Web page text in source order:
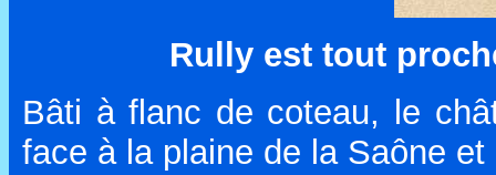
Rully est tout
Bâti à flanc de coteau, le
face à la plaine de la Saône